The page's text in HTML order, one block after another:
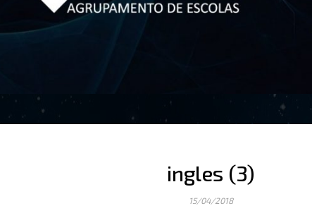
ingles (3)
15/04/2018